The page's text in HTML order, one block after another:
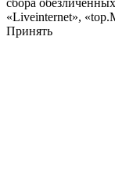
сбора
«Liveinternet»,
Принять